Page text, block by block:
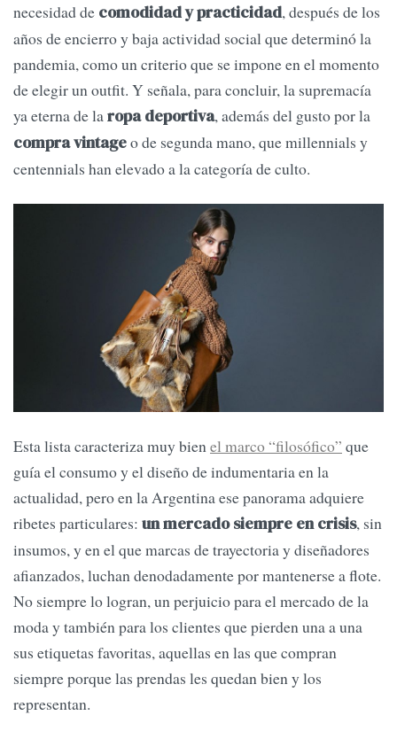
necesidad de comodidad y practicidad, después de los
años de encierro y baja actividad social que determinó la
pandemia, como un criterio que se impone en el momento
de elegir un outfit. Y señala, para concluir, la supremacía
ya eterna de laropa deportiva, además del gusto por la
compra vintageo de segunda mano, que millennials y
centennials han elevado a la categoría de culto.
Esta lista caracteriza muy bienel marco “filosófico” que
guía el consumo y el diseño de indumentaria en la
actualidad, pero en la Argentina ese panorama adquiere
ribetes particulares: un mercado siempre en crisis, sin
insumos, y en el que marcas de trayectoria y diseñadores
afianzados, luchan denodadamente por mantenerse a flote.
No siempre lo logran, un perjuicio para el mercado de la
moda y también para los clientes que pierden una a una
sus etiquetas favoritas, aquellas en las que compran
siempre porque las prendas les quedan bien y los
representan.